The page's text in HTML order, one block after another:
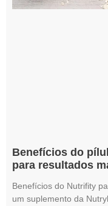
Benefícios do
para resultados
Benefícios do Nutrifity
um suplemento da